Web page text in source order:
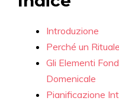
Introduzione
Perché un
Gli Elementi
Domenicale
Pianificazione